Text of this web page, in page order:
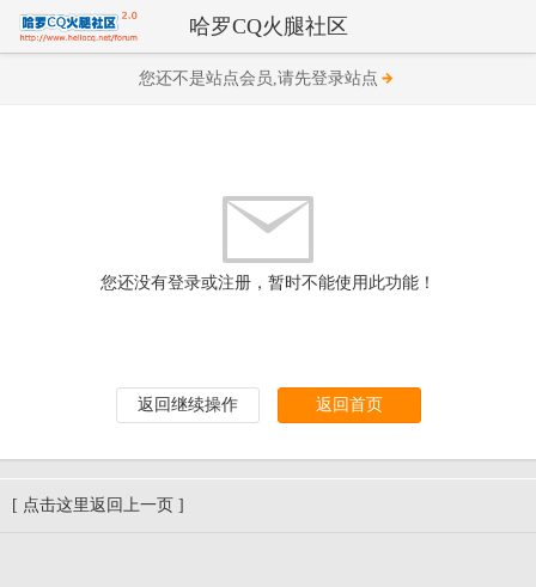
哈罗CQ火腿社区
您还不是站点会员,请先登录站点
您还没有登录或注册，暂时不能使用此功能！
返回继续操作 返回首页
[ 点击这里返回上一页 ]